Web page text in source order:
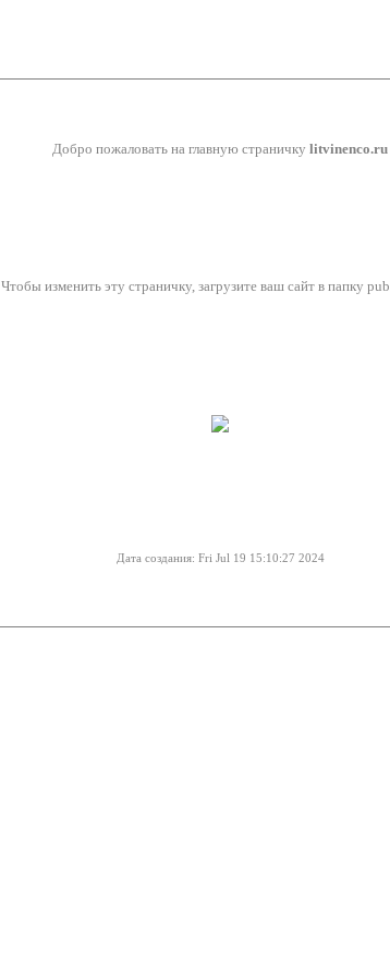
Добро пожаловать на главную страничку litvinenco.ru
Чтобы изменить эту страничку, загрузите ваш сайт в папку
Дата создания: Fri Jul 19 15:10:27 2024